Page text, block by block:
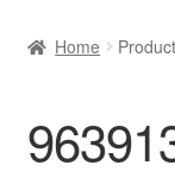
Betalingen
Home